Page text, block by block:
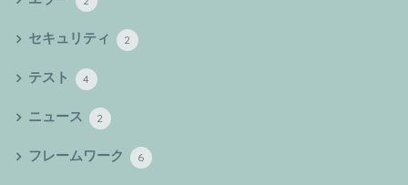
セキュリティ 2
テスト 4
ニュース 2
フレームワーク 6